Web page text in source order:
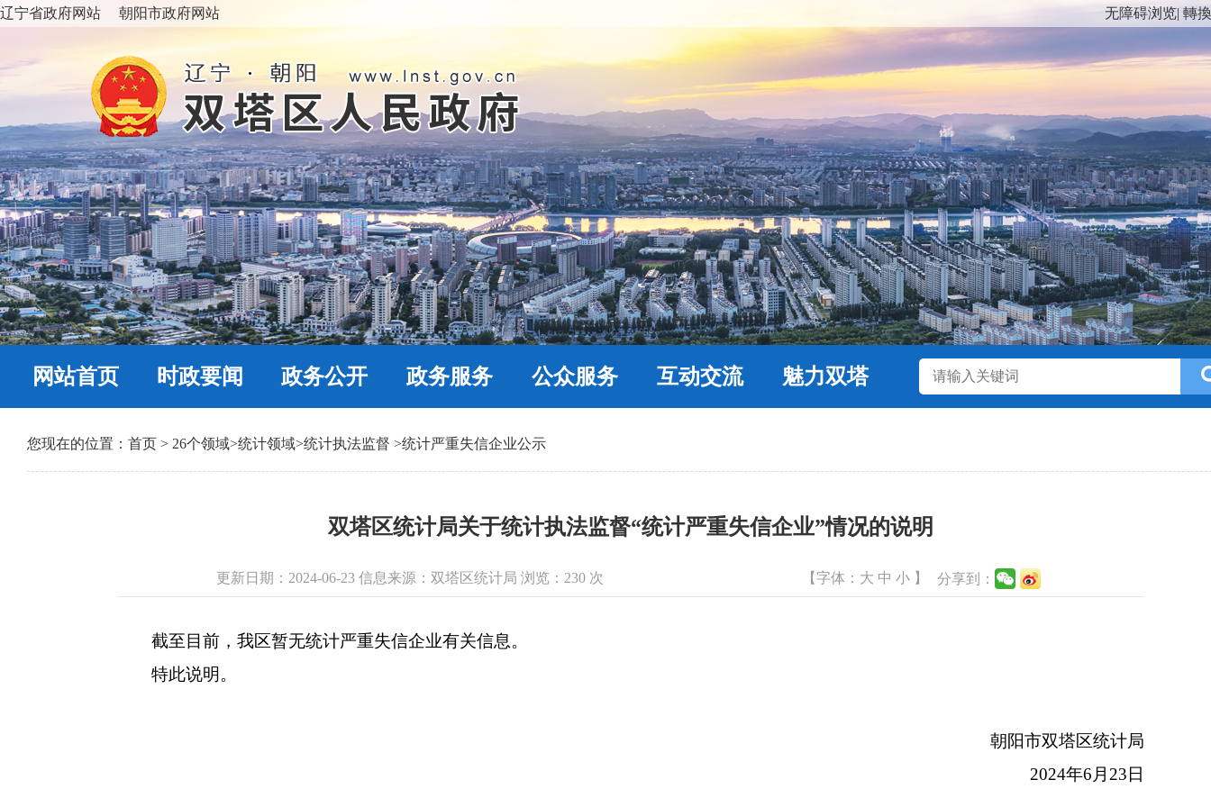
辽宁省政府网站 朝阳市政府网站 无障碍浏览| 轉
网站首页 时政要闻 政务公开 政务服务 公众服务 互动交流 魅力双塔
您现在的位置： 首页 > 26个领域>统计领域>统计执法监督 >统计严重失信企业公示
双塔区统计局关于统计执法监督“统计严重失信企业”情况的说明
更新日期：2024-06-23 信息来源：双塔区统计局 浏览： 230 次 【字体： 大 中 小 】 分享到：
截至目前，我区暂无统计严重失信企业有关信息。
特此说明。
朝阳市双塔区统计局
2024年6月23日